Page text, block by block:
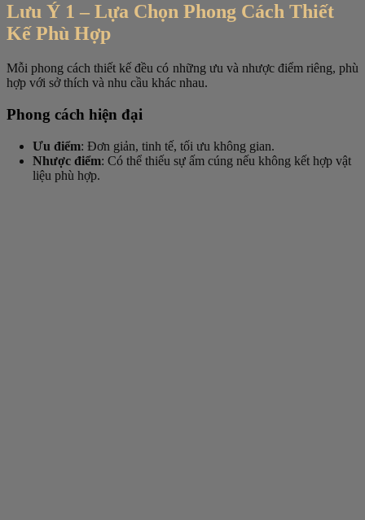
Lưu Ý 1 – Lựa Chọn Phong Cách Thiết
Kế Phù Hợp
Mỗi phong cách thiết kế đều có những ưu và nhược điểm riêng, phù
hợp với sở thích và nhu cầu khác nhau.
Phong cách hiện đại
Ưu điểm: Đơn giản, tinh tế, tối ưu không gian.
Nhược điểm: Có thể thiếu sự ấm cúng nếu không kết hợp vật
liệu phù hợp.